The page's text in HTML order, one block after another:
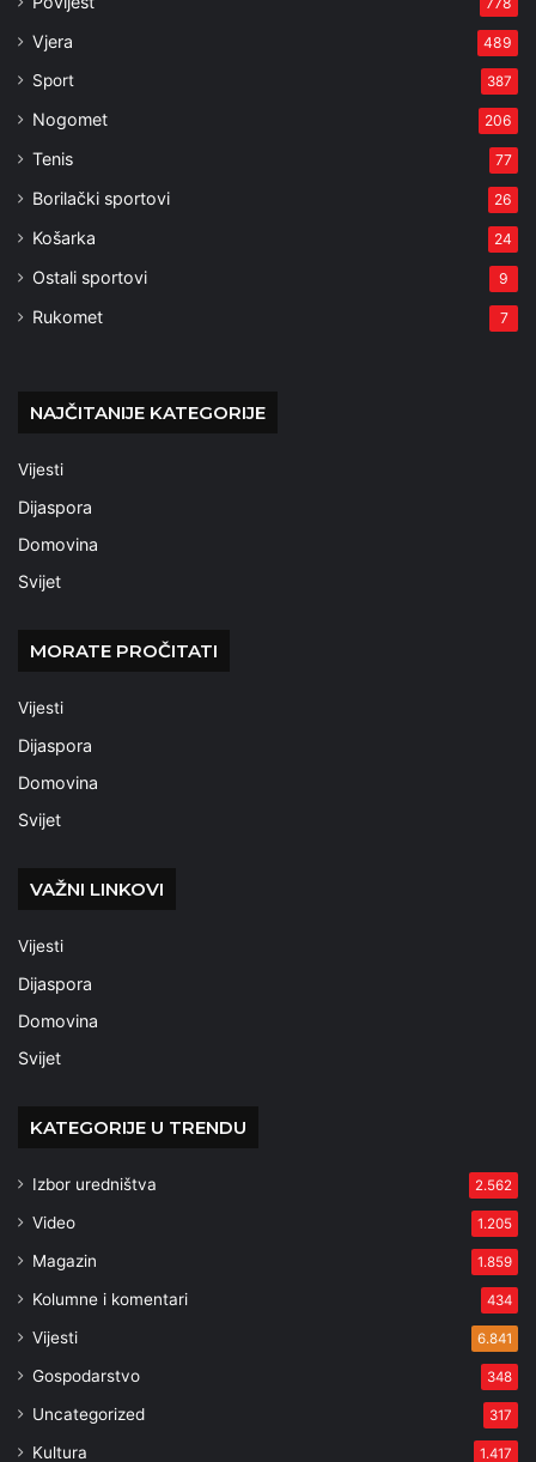
Vjera 489
Sport 387
Nogomet 206
Tenis 77
Borilački sportovi 26
Košarka 24
Ostali sportovi 9
Rukomet 7
NAJČITANIJE KATEGORIJE
Vijesti
Dijaspora
Domovina
Svijet
MORATE PROČITATI
Vijesti
Dijaspora
Domovina
Svijet
VAŽNI LINKOVI
Vijesti
Dijaspora
Domovina
Svijet
KATEGORIJE U TRENDU
Izbor uredništva 2.562
Video 1.205
Magazin 1.859
Kolumne i komentari 434
Vijesti 6.841
Gospodarstvo 348
Uncategorized 317
Kultura 1.417